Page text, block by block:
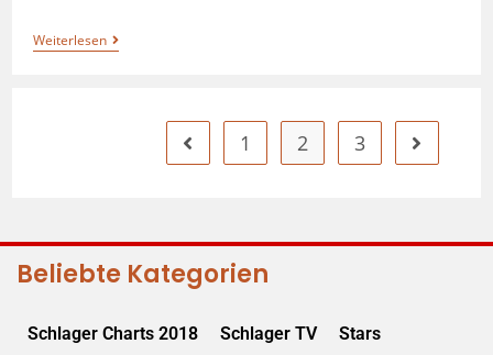
Weiterlesen
1 2 3
Beliebte Kategorien
Schlager Charts 2018 Schlager TV Stars